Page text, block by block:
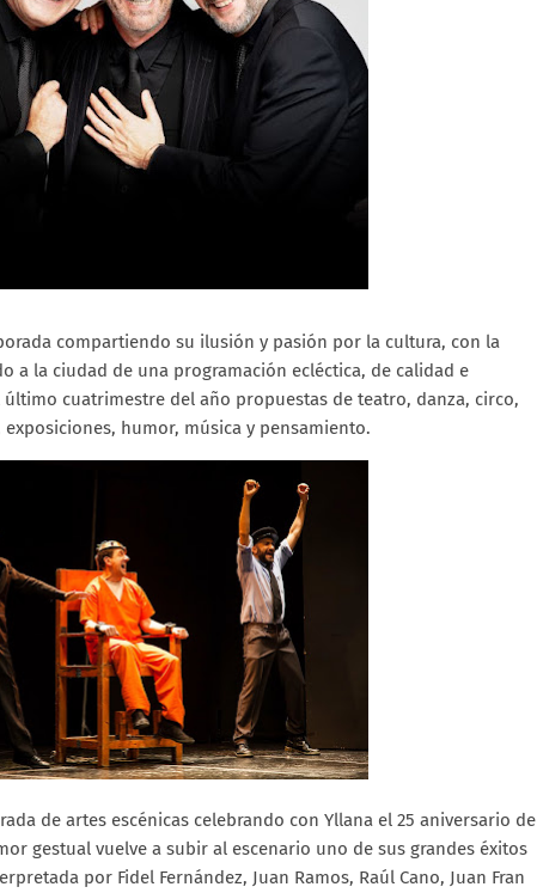
compartiendo su ilusión y pasión por la cultura, con la
a la ciudad de una programación ecléctica, de calidad e
cuatrimestre del año propuestas de teatro, danza, circo,
humor, música y pensamiento.
de artes escénicas celebrando con Yllana el 25 aniversario de
gestual vuelve a subir al escenario uno de sus grandes éxitos
por Fidel Fernández, Juan Ramos, Raúl Cano, Juan Fran